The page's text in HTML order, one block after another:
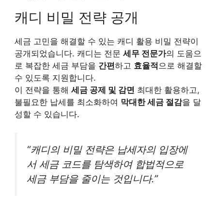
캐디 비밀 전략 공개
세금 고민을 해결할 수 있는 캐디 활용 비밀 전략이
공개되었습니다. 캐디는 전문 세무 전문가의 도움으
로 복잡한 세금 부담을 간편하고 효율적 으로 해결할
수 있도록 지원합니다.
이 전략을 통해 세금 공제 및 감면 최대한 활용하고,
불필요한 납세를 최소화하여 막대한 세금 절감을 달
성할 수 있습니다.
“캐디의 비밀 전략은 납세자의 입장에
서 세금 코드를 탐색하여 합법적으로
세금 부담을 줄이는 것입니다.”